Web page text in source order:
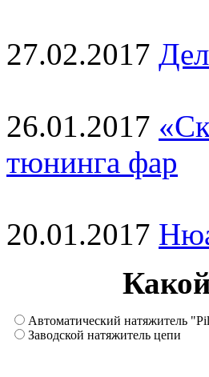
27.02.2017
26.01.2017
тюнинга фар
20.01.2017
Автоматический натяжитель
Заводской натяжитель цепи